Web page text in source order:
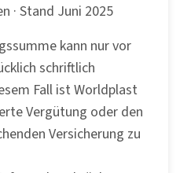
· Stand Juni 2025
kann nur vor
schriftlich
Fall ist Worldplast
Vergütung oder den
Versicherung zu